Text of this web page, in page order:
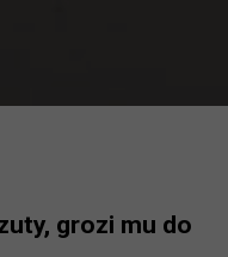
grozi mu do